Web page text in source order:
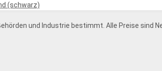
(schwarz)
und Industrie bestimmt. Alle Preise sind